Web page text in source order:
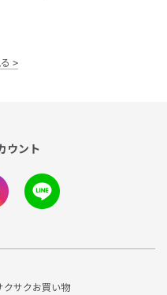
ウント
クサクお買い物